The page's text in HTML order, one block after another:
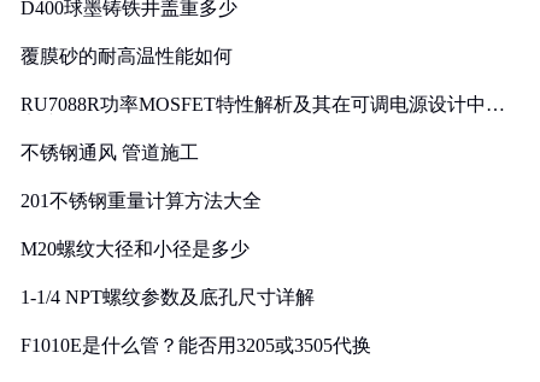
D400球墨铸铁井盖重多少
覆膜砂的耐高温性能如何
RU7088R功率MOSFET特性解析及其在可调电源设计中的
不锈钢通风 管道施工
201不锈钢重量计算方法大全
M20螺纹大径和小径是多少
1-1/4 NPT螺纹参数及底孔尺寸详解
F1010E是什么管？能否用3205或3505代换